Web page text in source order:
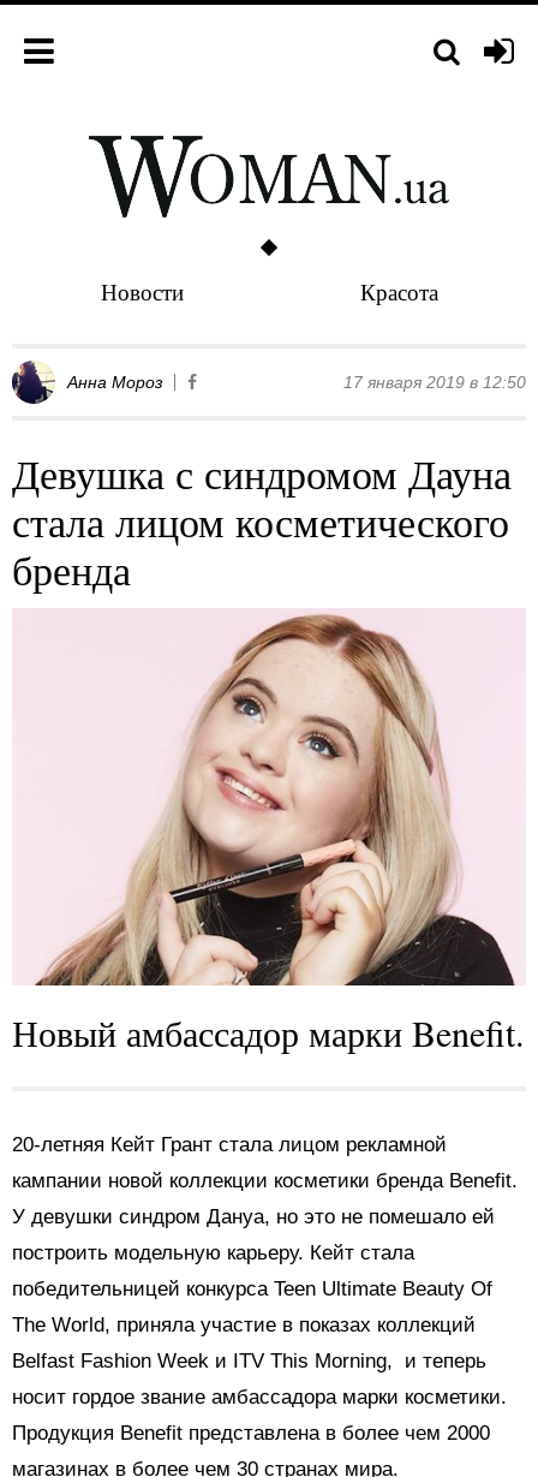
Новости Красота
Анна Мороз 17 января 2019 в 12:50
Девушка с синдромом Дауна
стала лицом косметического
бренда
Новый амбассадор марки Benefit.
20-летняя Кейт Грант стала лицом рекламной
кампании новой коллекции косметики бренда Benefit.
У девушки синдром Дануа, но это не помешало ей
построить модельную карьеру. Кейт стала
победительницей конкурса Teen Ultimate Beauty Of
The World, приняла участие в показах коллекций
Belfast Fashion Week и ITV This Morning, и теперь
носит гордое звание амбассадора марки косметики.
Продукция Benefit представлена в более чем 2000
магазинах в более чем 30 странах мира.